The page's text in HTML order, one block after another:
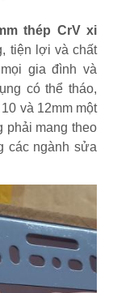
thép CrV xi
tiện lợi và chất
gia đình và
có thể tháo,
và 12mm một
phải mang theo
các ngành sửa